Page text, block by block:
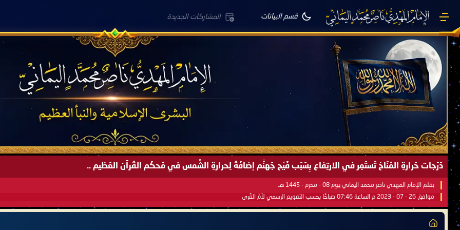
قسم البيانات المشاركات الجديدة
دَرَجات حَرارةِ المُنَاخ تَستَمِر في الارتِفاع بِسَبَب فَيْح جَهنَّم إضافَةً لِحرارةِ الشَّمس في مُحكَم القُرآن العَظيم ..
بقلم الإمام المهدي ناصر محمد اليماني يوم 08 - محرم - 1445 هـ
موافق 26 - 07 - 2023 م الساعة 07:46 صباحًا بحسب التقويم الرسمي لأمّ القُرى